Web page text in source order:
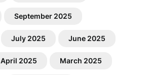
September 2025
July 2025 June 2025
April 2025 March 2025